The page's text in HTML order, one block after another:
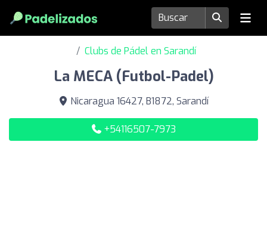
Clubs de Pádel en Sarandí
La MECA (Futbol-Padel)
Nicaragua 16427, B1872, Sarandí
+54116507-7973